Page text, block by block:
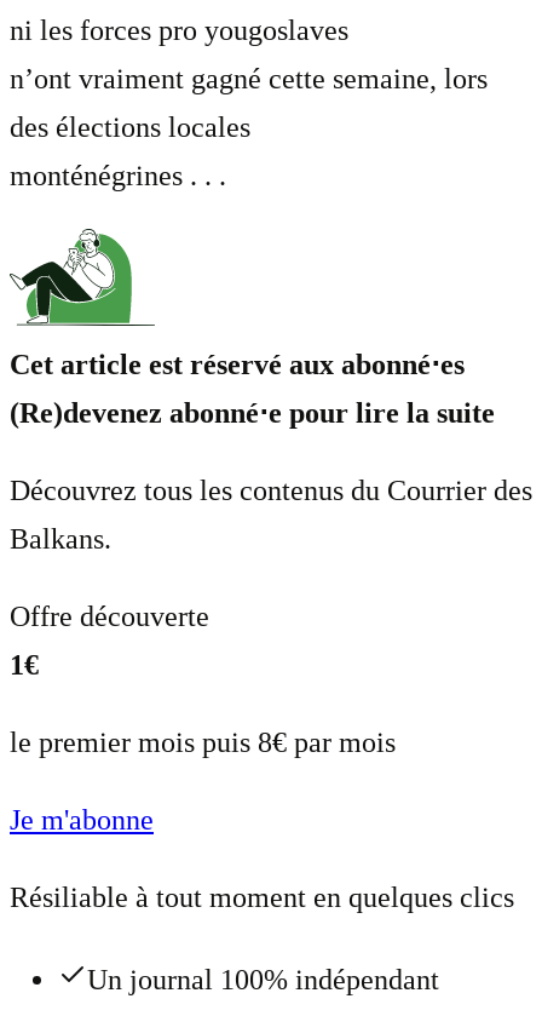
ni les forces pro yougoslaves
n’ont vraiment gagné cette semaine, lors
des élections locales
monténégrines . . .
Cet article est réservé aux abonné⋅es
(Re)devenez abonné⋅e pour lire la suite
Découvrez tous les contenus du Courrier des
Balkans.
Offre découverte
1€
le premier mois puis 8€ par mois
Je m'abonne
Résiliable à tout moment en quelques clics
Un journal 100% indépendant